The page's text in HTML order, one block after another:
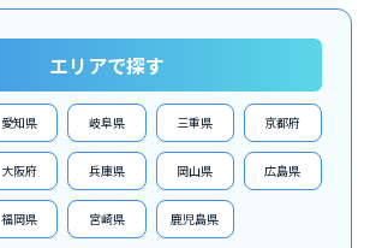
エリアで探す
愛知県 岐阜県 三重県 京都府
大阪府 兵庫県 岡山県 広島県
福岡県 宮崎県 鹿児島県